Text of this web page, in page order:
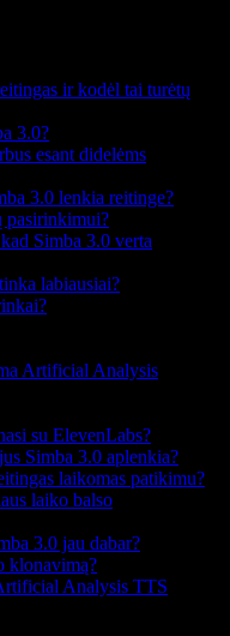
ir kodėl tai turėtų
3.0?
esant didelėms
3.0 lenkia reitinge?
pasirinkimui?
Simba 3.0 verta
labiausiai?
Artificial Analysis
su ElevenLabs?
Simba 3.0 aplenkia?
laikomas patikimu?
laiko balso
3.0 jau dabar?
klonavimą?
Analysis TTS